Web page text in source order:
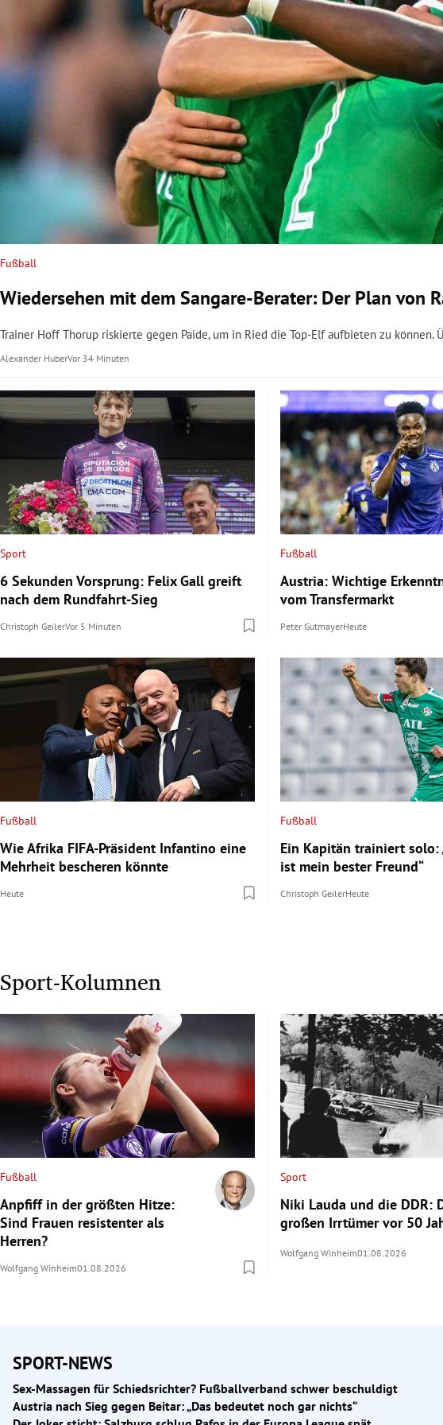
Untermenü
Untermenü
Untermenü
Untermenü
Untermenü
Untermenü
Untermenü
Fußball
Wiedersehen mit dem Sangare-Berater: Der Plan von
Trainer Hoff Thorup riskierte gegen Paide, um in Ried die Top-Elf aufbieten zu
Alexander HuberVor 34 Minuten
Sport
6 Sekunden Vorsprung: Felix Gall greift
nach dem Rundfahrt-Sieg
Christoph GeilerVor 5 Minuten
Fußball
Austria: Wichtige
vom Transfermarkt
Peter GutmayerHeute
Fußball
Wie Afrika FIFA-Präsident Infantino eine
Mehrheit bescheren könnte
Heute
Fußball
Ein Kapitän trainiert solo:
ist mein bester Freund“
Christoph GeilerHeute
Sport-Kolumnen
Fußball
Anpfiff in der größten Hitze:
Sind Frauen resistenter als
Herren?
Wolfgang Winheim01.08.2026
Sport
Niki Lauda und die DDR:
großen Irrtümer vor 50
Wolfgang Winheim01.08.2026
SPORT-NEWS
Sex-Massagen für Schiedsrichter? Fußballverband schwer beschuldigt
Dersüdkoreanische Fußballverband(KFA) soll ausländischenSchiedsrichtern
Austria nach Sieg gegen Beitar: „Das bedeutet noch gar nichts“